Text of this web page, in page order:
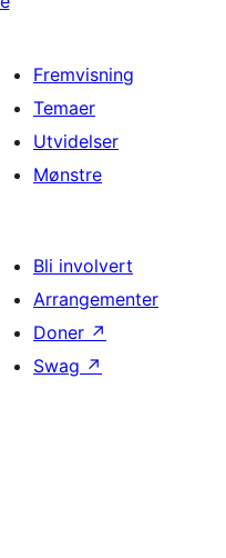
Fremvisning
Temaer
Utvidelser
Mønstre
Bli involvert
Arrangementer
Doner ↗
Swag ↗